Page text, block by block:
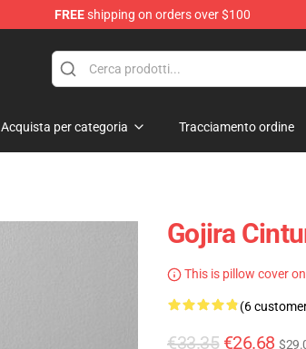
FREEshipping on orders over $100
Acquista per categoria Tracciamento ordine
Gojira
This is pillow cover
(6
€33.35 €26.68